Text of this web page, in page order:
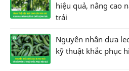
hiệu quả, nâng cao
trái
Nguyên nhân dưa
kỹ thuật khắc phục